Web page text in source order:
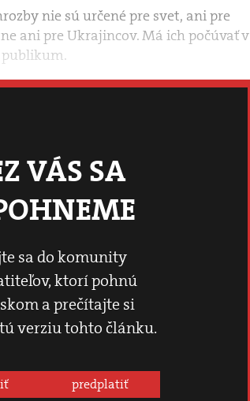
nie sú určené pre svet, ani pre
ani pre Ukrajincov. Má ich počúvať v
VÁS SA
sa do komunity
ktorí pohnú
a prečítajte si
verziu tohto článku.
predplatiť